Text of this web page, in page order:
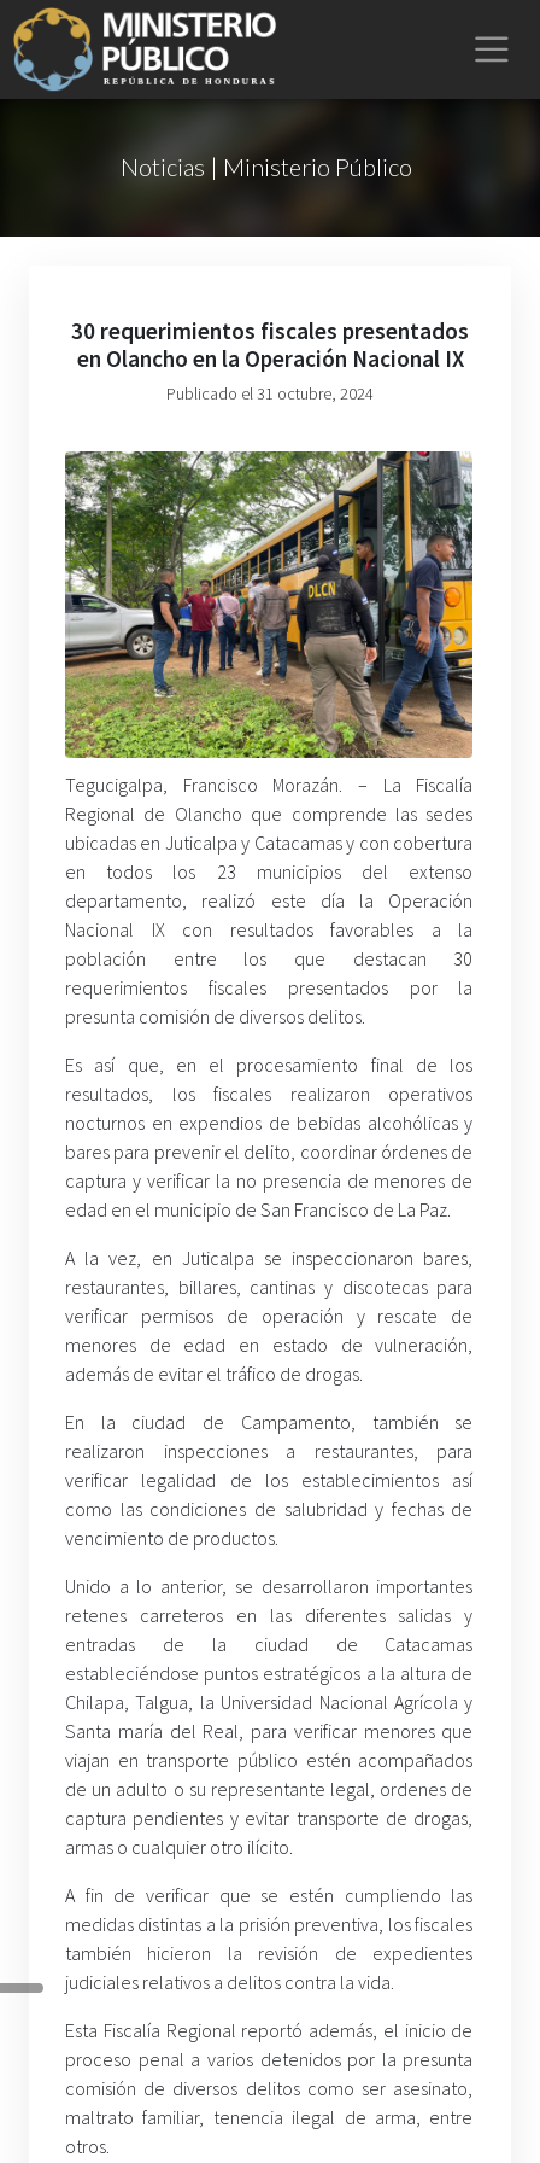
Noticias | Ministerio Público
30 requerimientos fiscales presentados
en Olancho en la Operación Nacional IX
Publicado el 31 octubre, 2024
Tegucigalpa, Francisco Morazán. – La Fiscalía
Regional de Olancho que comprende las sedes
ubicadas en Juticalpa y Catacamas y con cobertura
en todos los 23 municipios del extenso
departamento, realizó este día la Operación
Nacional IX con resultados favorables a la
población entre los que destacan 30
requerimientos fiscales presentados por la
presunta comisión de diversos delitos.
Es así que, en el procesamiento final de los
resultados, los fiscales realizaron operativos
nocturnos en expendios de bebidas alcohólicas y
bares para prevenir el delito, coordinar órdenes de
captura y verificar la no presencia de menores de
edad en el municipio de San Francisco de La Paz.
A la vez, en Juticalpa se inspeccionaron bares,
restaurantes, billares, cantinas y discotecas para
verificar permisos de operación y rescate de
menores de edad en estado de vulneración,
además de evitar el tráfico de drogas.
En la ciudad de Campamento, también se
realizaron inspecciones a restaurantes, para
verificar legalidad de los establecimientos así
como las condiciones de salubridad y fechas de
vencimiento de productos.
Unido a lo anterior, se desarrollaron importantes
retenes carreteros en las diferentes salidas y
entradas de la ciudad de Catacamas
estableciéndose puntos estratégicos a la altura de
Chilapa, Talgua, la Universidad Nacional Agrícola y
Santa maría del Real, para verificar menores que
viajan en transporte público estén acompañados
de un adulto o su representante legal, ordenes de
captura pendientes y evitar transporte de drogas,
armas o cualquier otro ilícito.
A fin de verificar que se estén cumpliendo las
medidas distintas a la prisión preventiva, los fiscales
también hicieron la revisión de expedientes
judiciales relativos a delitos contra la vida.
Esta Fiscalía Regional reportó además, el inicio de
proceso penal a varios detenidos por la presunta
comisión de diversos delitos como ser asesinato,
maltrato familiar, tenencia ilegal de arma, entre
otros.